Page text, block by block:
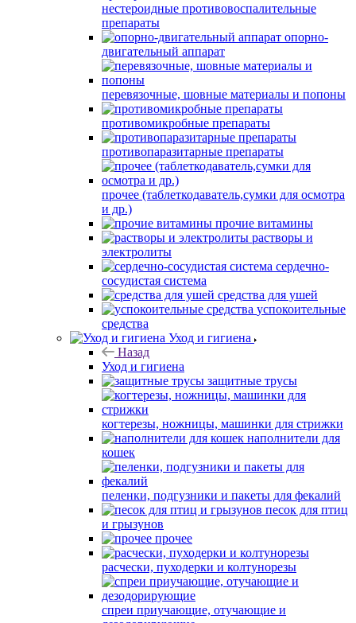
нестероидные противовоспалительные
препараты
опорно-
двигательный аппарат
перевязочные, шовные материалы и попоны
противомикробные препараты
противопаразитарные препараты
прочее (таблеткодаватель,сумки для осмотра
и др.)
прочие витамины
растворы и
электролиты
сердечно-
сосудистая система
средства для ушей
успокоительные
средства
Уход и гигиена
Назад
Уход и гигиена
защитные трусы
когтерезы, ножницы, машинки для стрижки
наполнители для
кошек
пеленки, подгузники и пакеты для фекалий
песок для птиц
и грызунов
прочее
расчески, пуходерки и колтунорезы
спреи приучающие, отучающие и